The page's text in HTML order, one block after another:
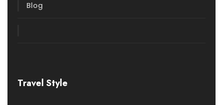
Blog
Travel Style